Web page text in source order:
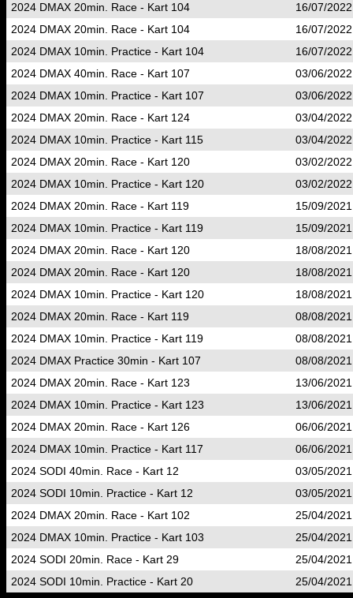
2024 DMAX 20min. Race - Kart 104
16/07/
2024 DMAX 20min. Race - Kart 104
16/07/
2024 DMAX 10min. Practice - Kart 104
16/07/
2024 DMAX 40min. Race - Kart 107
03/06/
2024 DMAX 10min. Practice - Kart 107
03/06/
2024 DMAX 20min. Race - Kart 124
03/04/
2024 DMAX 10min. Practice - Kart 115
03/04/
2024 DMAX 20min. Race - Kart 120
03/02/
2024 DMAX 10min. Practice - Kart 120
03/02/
2024 DMAX 20min. Race - Kart 119
15/09/
2024 DMAX 10min. Practice - Kart 119
15/09/
2024 DMAX 20min. Race - Kart 120
18/08/
2024 DMAX 20min. Race - Kart 120
18/08/
2024 DMAX 10min. Practice - Kart 120
18/08/
2024 DMAX 20min. Race - Kart 119
08/08/
2024 DMAX 10min. Practice - Kart 119
08/08/
2024 DMAX Practice 30min - Kart 107
08/08/
2024 DMAX 20min. Race - Kart 123
13/06/
2024 DMAX 10min. Practice - Kart 123
13/06/
2024 DMAX 20min. Race - Kart 126
06/06/
2024 DMAX 10min. Practice - Kart 117
06/06/
2024 SODI 40min. Race - Kart 12
03/05/
2024 SODI 10min. Practice - Kart 12
03/05/
2024 DMAX 20min. Race - Kart 102
25/04/
2024 DMAX 10min. Practice - Kart 103
25/04/
2024 SODI 20min. Race - Kart 29
25/04/
2024 SODI 10min. Practice - Kart 20
25/04/